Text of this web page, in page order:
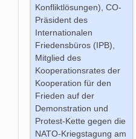
Konfliktlösungen), CO-
Präsident des
Internationalen
Friedensbüros (IPB),
Mitglied des
Kooperationsrates der
Kooperation für den
Frieden auf der
Demonstration und
Protest-Kette gegen die
NATO-Kriegstagung am